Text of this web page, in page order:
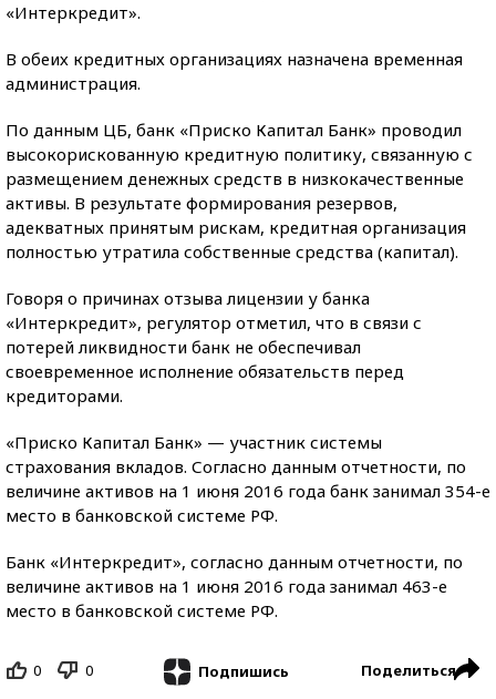
«Интеркредит».
В обеих кредитных организациях назначена временная
администрация.
По данным ЦБ, банк «Приско Капитал Банк» проводил
высокорискованную кредитную политику, связанную с
размещением денежных средств в низкокачественные
активы. В результате формирования резервов,
адекватных принятым рискам, кредитная организация
полностью утратила собственные средства (капитал).
Говоря о причинах отзыва лицензии у банка
«Интеркредит», регулятор отметил, что в связи с
потерей ликвидности банк не обеспечивал
своевременное исполнение обязательств перед
кредиторами.
«Приско Капитал Банк» — участник системы
страхования вкладов. Согласно данным отчетности, по
величине активов на 1 июня 2016 года банк занимал 354-е
место в банковской системе РФ.
Банк «Интеркредит», согласно данным отчетности, по
величине активов на 1 июня 2016 года занимал 463-е
место в банковской системе РФ.
0 0 Подпишись Поделиться